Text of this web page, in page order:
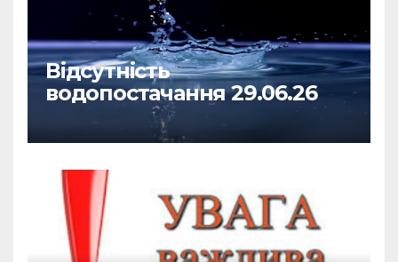
Відсутність
водопостачання 29.06.26